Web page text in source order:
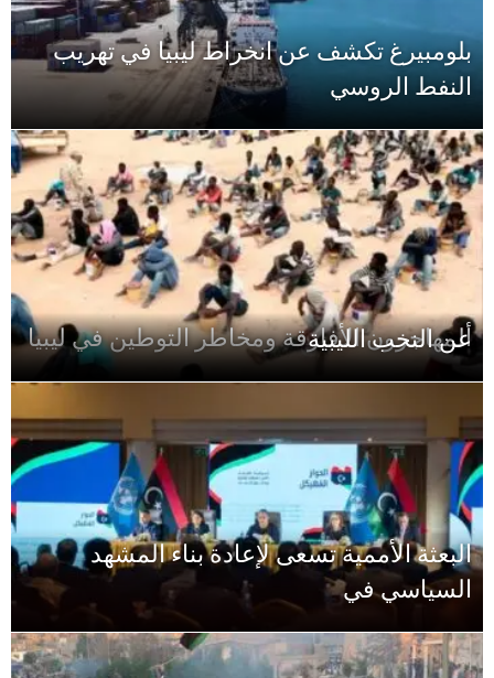
بلومبيرغ تكشف عن انخراط ليبيا في تهريب
النفط الروسي
ألمهاجرون الأفارقة ومخاطر التوطين في ليبيا
عن النخب الليبية
البعثة الأممية تسعى لإعادة بناء المشهد
السياسي في